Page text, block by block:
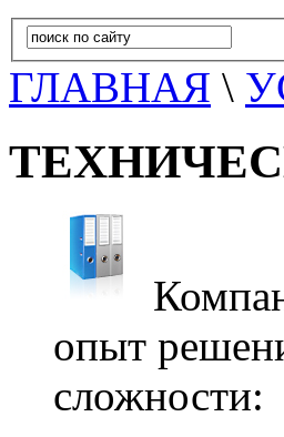
ГЛАВНАЯ \
опыт
сложности: